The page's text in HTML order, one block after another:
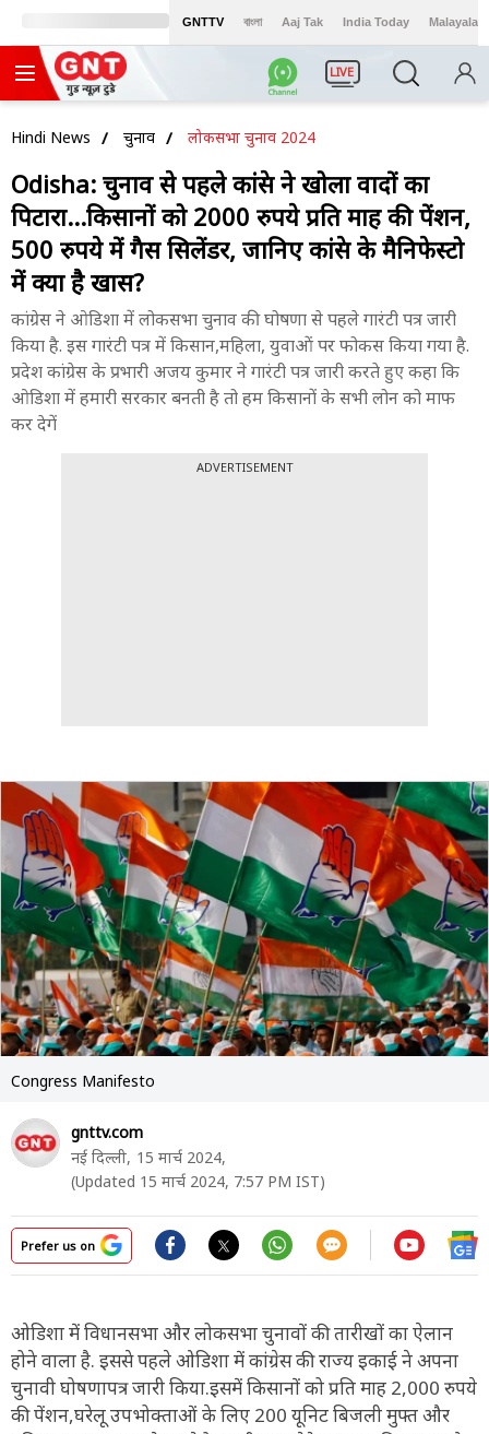
GNTTV বাংলা Aaj Tak India Today Malayalam
LIVE
Hindi News चुनाव लोकसभा चुनाव 2024
Odisha: चुनाव से पहले कांग्रेस ने खोला वादों का
पिटारा...किसानों को 2000 रुपये प्रति माह की पेंशन,
500 रुपये में गैस सिलेंडर, जानिए कांग्रेस के मैनिफेस्टो
में क्या है खास?
कांग्रेस ने ओडिशा में लोकसभा चुनाव की घोषणा से पहले गारंटी पत्र जारी
किया है. इस गारंटी पत्र में किसान,महिला, युवाओं पर फोकस किया गया है.
प्रदेश कांग्रेस के प्रभारी अजय कुमार ने गारंटी पत्र जारी करते हुए कहा कि
ओडिशा में हमारी सरकार बनती है तो हम किसानों के सभी लोन को माफ
कर देगें
ADVERTISEMENT
Congress Manifesto
gnttv.com
नई दिल्ली, 15 मार्च 2024,
(Updated 15 मार्च 2024, 7:57 PM IST)
Prefer us on
ओडिशा में विधानसभा और लोकसभा चुनावों की तारीखों का ऐलान
होने वाला है. इससे पहले ओडिशा में कांग्रेस की राज्य इकाई ने अपना
चुनावी घोषणापत्र जारी किया.इसमें किसानों को प्रति माह 2,000 रुपये
की पेंशन,घरेलू उपभोक्ताओं के लिए 200 यूनिट बिजली मुफ्त और